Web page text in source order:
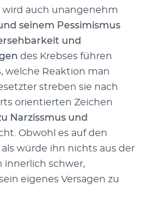
wird auch unangenehm
seinem Pessimismus
und
des Krebses führen
welche Reaktion man
streben sie nach
orientierten Zeichen
Narzissmus und
Obwohl es auf den
würde ihn nichts aus der
innerlich schwer,
eigenes Versagen zu